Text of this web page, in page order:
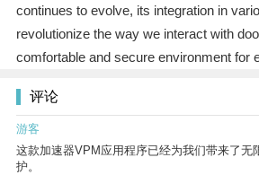
continues to evolve, its integration in
revolutionize the way we interact with
comfortable and secure environment for
评论
游客
这款加速器VPM应用程序已经为我们带来了无
护。